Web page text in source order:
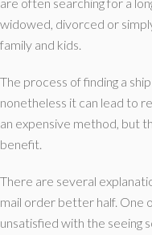
widowed, divorced or
family and kids.
The process of finding a
nonetheless it can lead to
an expensive method, but
benefit.
There are several
mail order better half. One
unsatisfied with the seeing